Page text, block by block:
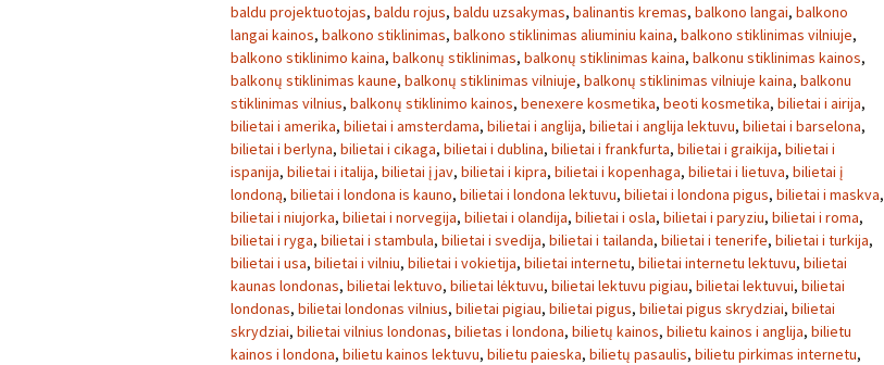
baldu projektuotojas, baldu rojus, baldu uzsakymas, balinantis kremas, balkono langai, balkono
langai kainos, balkono stiklinimas, balkono stiklinimas aliuminiu kaina, balkono stiklinimas vilniuje,
balkono stiklinimo kaina, balkonų stiklinimas, balkonų stiklinimas kaina, balkonu stiklinimas kainos,
balkonų stiklinimas kaune, balkonų stiklinimas vilniuje, balkonų stiklinimas vilniuje kaina, balkonu
stiklinimas vilnius, balkonų stiklinimo kainos, benexere kosmetika, beoti kosmetika, bilietai i airija,
bilietai i amerika, bilietai i amsterdama, bilietai i anglija, bilietai i anglija lektuvu, bilietai i barselona,
bilietai i berlyna, bilietai i cikaga, bilietai i dublina, bilietai i frankfurta, bilietai i graikija, bilietai i
ispanija, bilietai i italija, bilietai į jav, bilietai i kipra, bilietai i kopenhaga, bilietai i lietuva, bilietai į
londoną, bilietai i londona is kauno, bilietai i londona lektuvu, bilietai i londona pigus, bilietai i maskva,
bilietai i niujorka, bilietai i norvegija, bilietai i olandija, bilietai i osla, bilietai i paryziu, bilietai i roma,
bilietai i ryga, bilietai i stambula, bilietai i svedija, bilietai i tailanda, bilietai i tenerife, bilietai i turkija,
bilietai i usa, bilietai i vilniu, bilietai i vokietija, bilietai internetu, bilietai internetu lektuvu, bilietai
kaunas londonas, bilietai lektuvo, bilietai lėktuvu, bilietai lektuvu pigiau, bilietai lektuvui, bilietai
londonas, bilietai londonas vilnius, bilietai pigiau, bilietai pigus, bilietai pigus skrydziai, bilietai
skrydziai, bilietai vilnius londonas, bilietas i londona, bilietų kainos, bilietu kainos i anglija, bilietu
kainos i londona, bilietu kainos lektuvu, bilietu paieska, bilietų pasaulis, bilietu pirkimas internetu,